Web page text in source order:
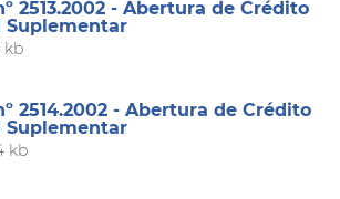
2513.2002 - Abertura de Crédito
Suplementar
kb
2514.2002 - Abertura de Crédito
Suplementar
kb